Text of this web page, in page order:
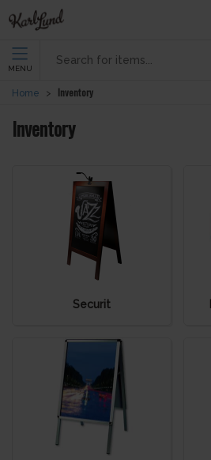
MENU
Home Inventory
Inventory
Securit